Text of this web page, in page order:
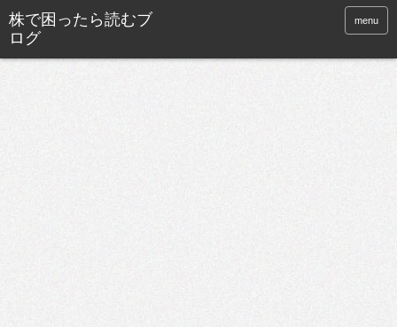
株で困ったら読むブ
ログ
menu